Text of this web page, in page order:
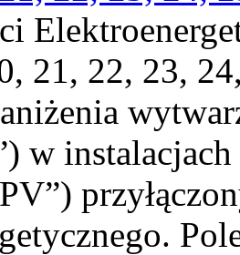
21, 22, 23,
w